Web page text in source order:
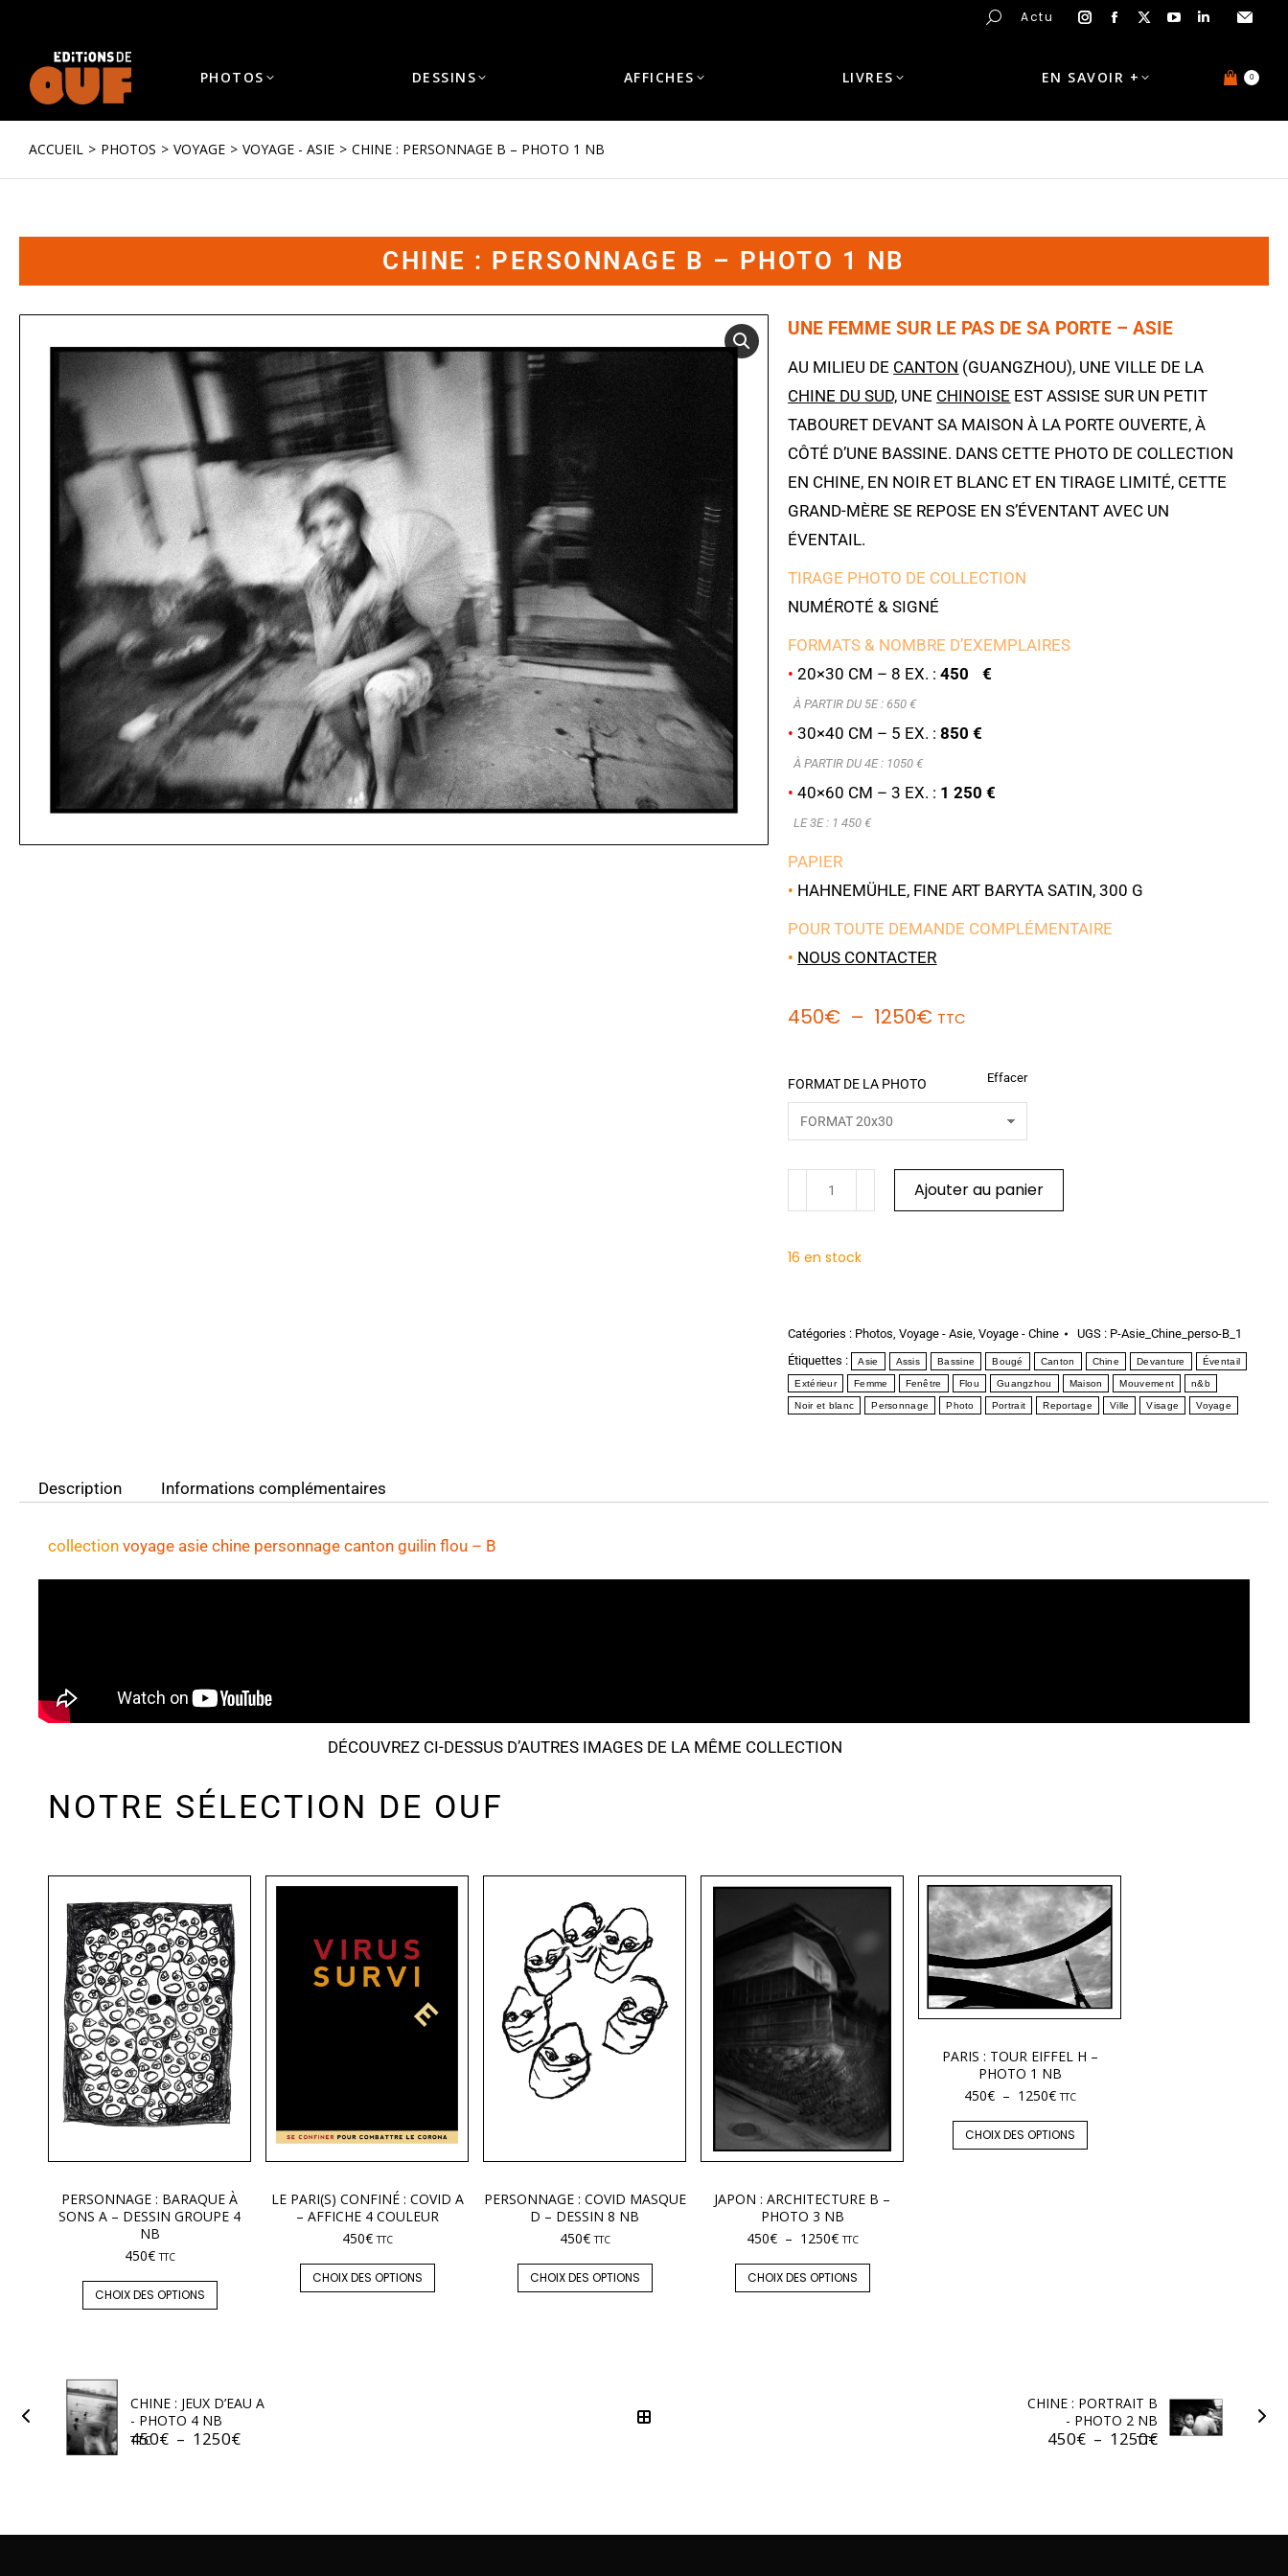
Actu
PHOTOS DESSINS AFFICHES LIVRES EN SAVOIR + 0
Vous êtes ici :
ACCUEIL PHOTOS VOYAGE VOYAGE - ASIE CHINE : PERSONNAGE B – PHOTO 1 NB
CHINE : PERSONNAGE B – PHOTO 1 NB
UNE FEMME SUR LE PAS DE SA PORTE – ASIE
AU MILIEU DE CANTON (GUANGZHOU), UNE VILLE DE LA
CHINE DU SUD, UNE CHINOISE EST ASSISE SUR UN PETIT
TABOURET DEVANT SA MAISON À LA PORTE OUVERTE, À
CÔTÉ D’UNE BASSINE. DANS CETTE PHOTO DE COLLECTION
EN CHINE, EN NOIR ET BLANC ET EN TIRAGE LIMITÉ, CETTE
GRAND-MÈRE SE REPOSE EN S’ÉVENTANT AVEC UN
ÉVENTAIL.
TIRAGE PHOTO DE COLLECTION
NUMÉROTÉ & SIGNÉ
FORMATS & NOMBRE D’EXEMPLAIRES
•20×30 CM – 8 EX. :450 €
À PARTIR DU 5E : 650 €
•30×40 CM – 5 EX. :850 €
À PARTIR DU 4E : 1050 €
•40×60 CM – 3 EX. : 1 250 €
LE 3E : 1 450 €
PAPIER
• HAHNEMÜHLE, FINE ART BARYTA SATIN, 300 G
POUR TOUTE DEMANDE COMPLÉMENTAIRE
• NOUS CONTACTER
450€ – 1250€ TTC
FORMAT DE LA PHOTO Effacer
Ajouter au panier
16 en stock
Catégories : Photos,Voyage - Asie,Voyage - Chine UGS : P-Asie_Chine_perso-B_1
Étiquettes :
Asie Assis Bassine Bougé Canton Chine Devanture Éventail
Extérieur Femme Fenêtre Flou Guangzhou Maison Mouvement n&b
Noir et blanc Personnage Photo Portrait Reportage Ville Visage Voyage
Description Informations complémentaires
collection voyage asie chine personnage canton guilin flou – B
DÉCOUVREZ CI-DESSUS D’AUTRES IMAGES DE LA MÊME COLLECTION
NOTRE SÉLECTION DE OUF
PERSONNAGE : BARAQUE À
SONS A – DESSIN GROUPE 4
NB
450€ TTC
CHOIX DES OPTIONS
LE PARI(S) CONFINÉ : COVID A
– AFFICHE 4 COULEUR
450€ TTC
CHOIX DES OPTIONS
PERSONNAGE : COVID MASQUE
D – DESSIN 8 NB
450€ TTC
CHOIX DES OPTIONS
JAPON : ARCHITECTURE B –
PHOTO 3 NB
450€ – 1250€ TTC
CHOIX DES OPTIONS
PARIS : TOUR EIFFEL H –
PHOTO 1 NB
450€ – 1250€ TTC
CHOIX DES OPTIONS
CHINE : JEUX D’EAU A
- PHOTO 4 NB
450€ – 1250€
TTC
CHINE : PORTRAIT B
- PHOTO 2 NB
450€ – 1250€
TTC